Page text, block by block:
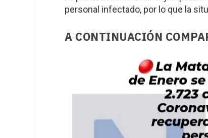
personal infectado, por lo que la
A CONTINUACIÓN